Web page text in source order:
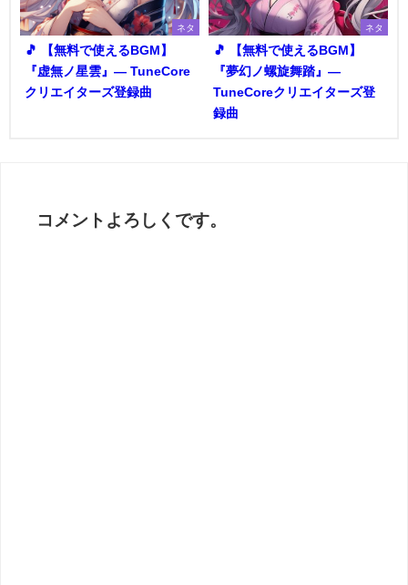
ネタ
🎵 【無料で使えるBGM】
『虚無ノ星雲』― TuneCore
クリエイターズ登録曲
ネタ
🎵 【無料で使えるBGM】
『夢幻ノ螺旋舞踏』―
TuneCoreクリエイターズ登
録曲
コメントよろしくです。